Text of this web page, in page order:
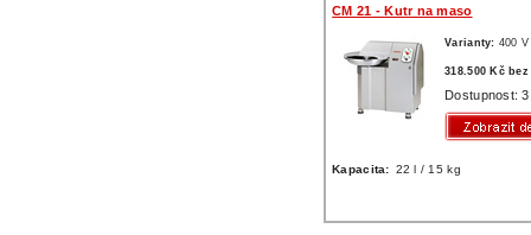
CM 21 - Kutr na maso
Varianty: 400 V
318.500 Kč bez
Dostupnost:
Kapacita: 22 l / 15 kg